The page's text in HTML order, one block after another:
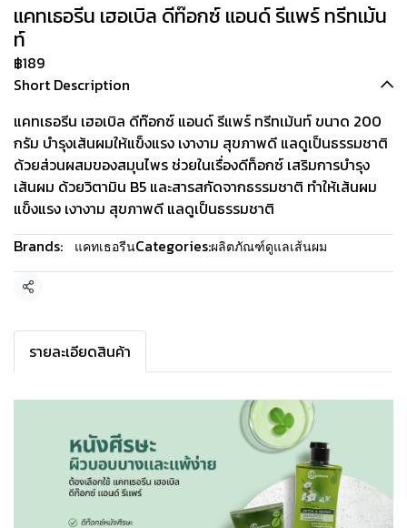
แคทเธอรีน เฮอเบิล ดีท๊อกซ์ แอนด์ รีแพร์ ทรีทเม้น
ท์
฿189
Short Description
แคทเธอรีน เฮอเบิล ดีท๊อกซ์ แอนด์ รีแพร์ ทรีทเม้นท์ ขนาด 200
กรัม บำรุงเส้นผมให้แข็งแรง เงางาม สุขภาพดี แลดูเป็นธรรมชาติ
ด้วยส่วนผสมของสมุนไพร ช่วยในเรื่องดีท็อกซ์ เสริมการบำรุง
เส้นผม ด้วยวิตามิน B5 และสารสกัดจากธรรมชาติ ทำให้เส้นผม
แข็งแรง เงางาม สุขภาพดี แลดูเป็นธรรมชาติ
Brands:
แคทเธอรีนCategories:ผลิตภัณฑ์ดูแลเส้นผม
Share
รายละเอียดสินค้า